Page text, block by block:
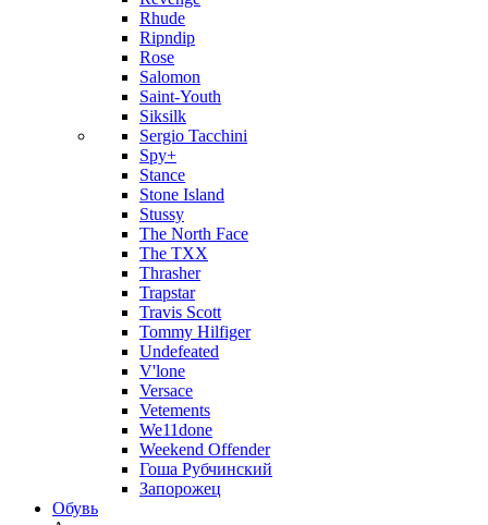
Rhude
Ripndip
Rose
Salomon
Saint-Youth
Siksilk
Sergio Tacchini
Spy+
Stance
Stone Island
Stussy
The North Face
The TXX
Thrasher
Trapstar
Travis Scott
Tommy Hilfiger
Undefeated
V'lone
Versace
Vetements
We11done
Weekend Offender
Гоша Рубчинский
Запорожец
Обувь